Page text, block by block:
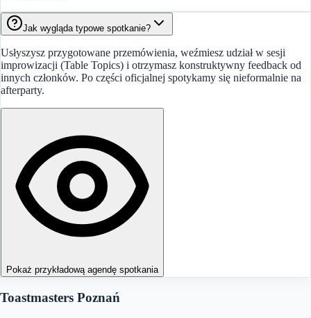
Jak wygląda typowe spotkanie?
Usłyszysz przygotowane przemówienia, weźmiesz udział w sesji
improwizacji (Table Topics) i otrzymasz konstruktywny feedback od
innych członków. Po części oficjalnej spotykamy się nieformalnie na
afterparty.
Pokaż przykładową agendę spotkania
Toastmasters Poznań